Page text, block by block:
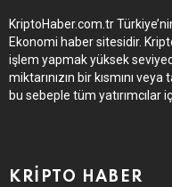
KriptoHaber.com.tr
Ekonomi haber sitesidir.
işlem yapmak yüksek
miktarınızın bir kısmını
bu sebeple tüm yatırımcılar
KRIPTO HABER